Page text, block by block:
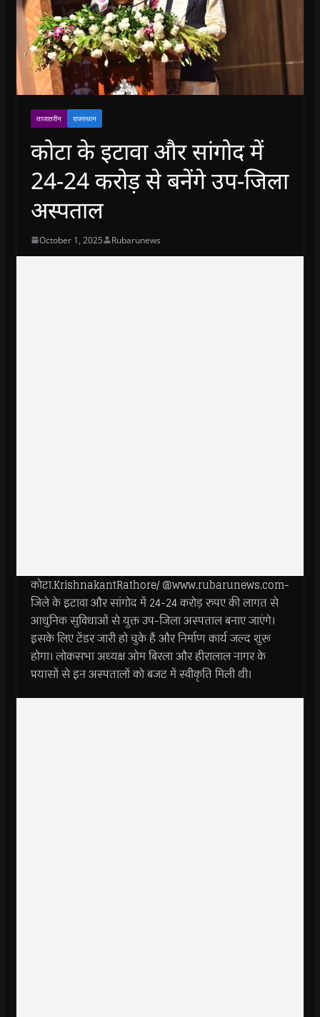
ताजातरीन राजस्थान
कोटा के इटावा और सांगोद में
24-24 करोड़ से बनेंगे उप-जिला
अस्पताल
October 1, 2025 Rubarunews
कोटा.KrishnakantRathore/ @www.rubarunews.com-
जिले के इटावा और सांगोद में 24-24 करोड़ रुपए की लागत से
आधुनिक सुविधाओं से युक्त उप-जिला अस्पताल बनाए जाएंगे।
इसके लिए टेंडर जारी हो चुके हैं और निर्माण कार्य जल्द शुरू
होगा। लोकसभा अध्यक्ष ओम बिरला और हीरालाल नागर के
प्रयासों से इन अस्पतालों को बजट में स्वीकृति मिली थी।